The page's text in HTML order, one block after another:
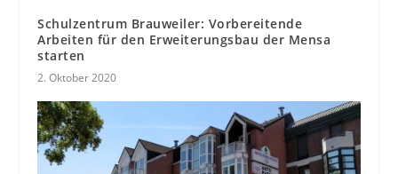
Schulzentrum Brauweiler: Vorbereitende
Arbeiten für den Erweiterungsbau der Mensa
starten
2. Oktober 2020